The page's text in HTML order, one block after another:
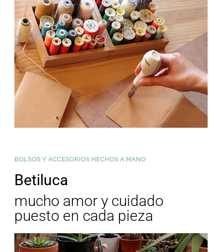
BOLSOS Y ACCESORIOS HECHOS A MANO
Betiluca
mucho amor y cuidado
puesto en cada pieza